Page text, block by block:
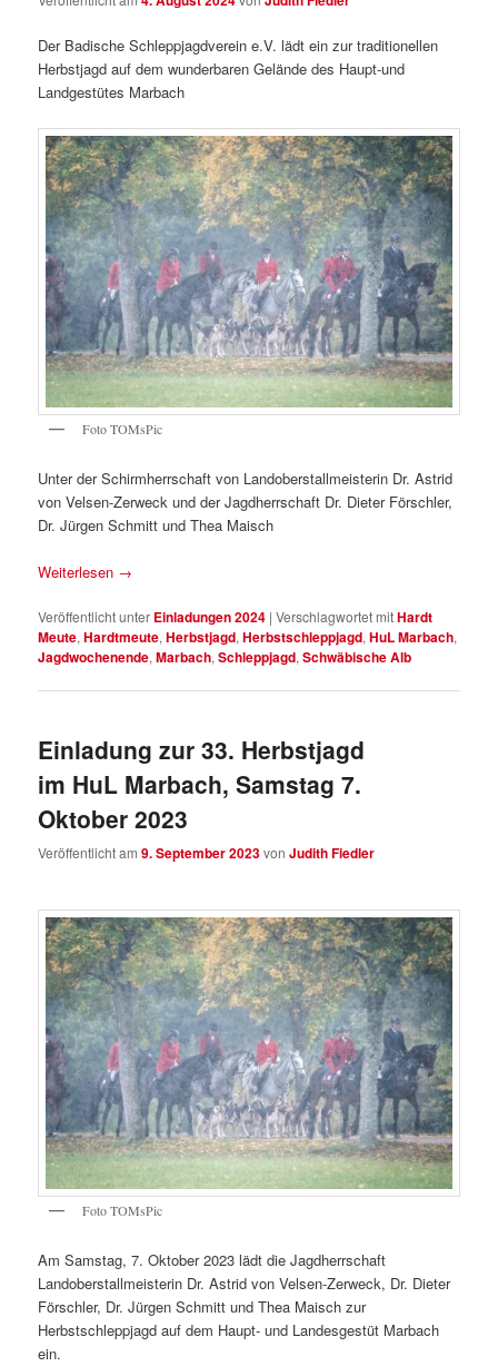
Der Badische Schleppjagdverein e.V. lädt ein zur traditionellen
Herbstjagd auf dem wunderbaren Gelände des Haupt-und
Landgestütes Marbach
Foto TOMsPic
Unter der Schirmherrschaft von Landoberstallmeisterin Dr. Astrid
von Velsen-Zerweck und der Jagdherrschaft Dr. Dieter Förschler,
Dr. Jürgen Schmitt und Thea Maisch
Weiterlesen →
Veröffentlicht unter Einladungen 2024 |Verschlagwortet mitHardt
Meute,Hardtmeute,Herbstjagd,Herbstschleppjagd,HuL Marbach,
Jagdwochenende,Marbach,Schleppjagd,Schwäbische Alb
Einladung zur 33. Herbstjagd
im HuL Marbach, Samstag 7.
Oktober 2023
Veröffentlicht am9. September 2023vonJudith Fiedler
Foto TOMsPic
Am Samstag, 7. Oktober 2023 lädt die Jagdherrschaft
Landoberstallmeisterin Dr. Astrid von Velsen-Zerweck, Dr. Dieter
Förschler, Dr. Jürgen Schmitt und Thea Maisch zur
Herbstschleppjagd auf dem Haupt- und Landesgestüt Marbach
ein.